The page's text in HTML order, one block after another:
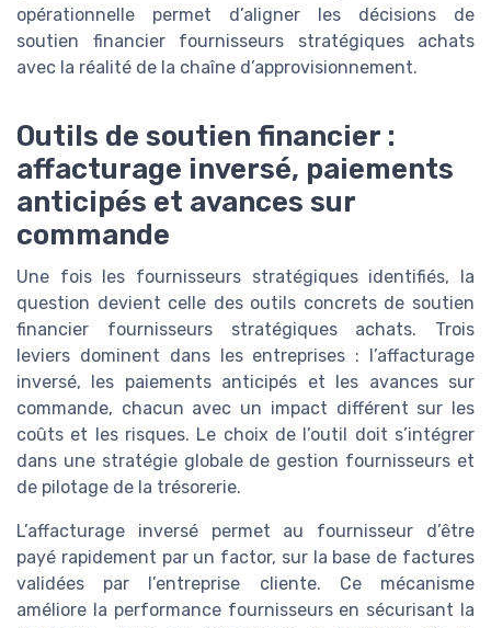
opérationnelle permet d’aligner les décisions de
soutien financier fournisseurs stratégiques achats
avec la réalité de la chaîne d’approvisionnement.
Outils de soutien financier :
affacturage inversé, paiements
anticipés et avances sur
commande
Une fois les fournisseurs stratégiques identifiés, la
question devient celle des outils concrets de soutien
financier fournisseurs stratégiques achats. Trois
leviers dominent dans les entreprises : l’affacturage
inversé, les paiements anticipés et les avances sur
commande, chacun avec un impact différent sur les
coûts et les risques. Le choix de l’outil doit s’intégrer
dans une stratégie globale de gestion fournisseurs et
de pilotage de la trésorerie.
L’affacturage inversé permet au fournisseur d’être
payé rapidement par un factor, sur la base de factures
validées par l’entreprise cliente. Ce mécanisme
améliore la performance fournisseurs en sécurisant la